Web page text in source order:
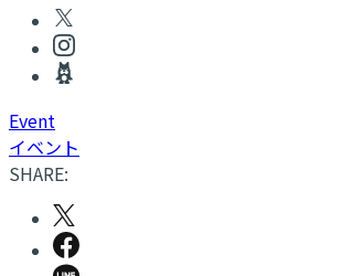
Event
イベント
SHARE: